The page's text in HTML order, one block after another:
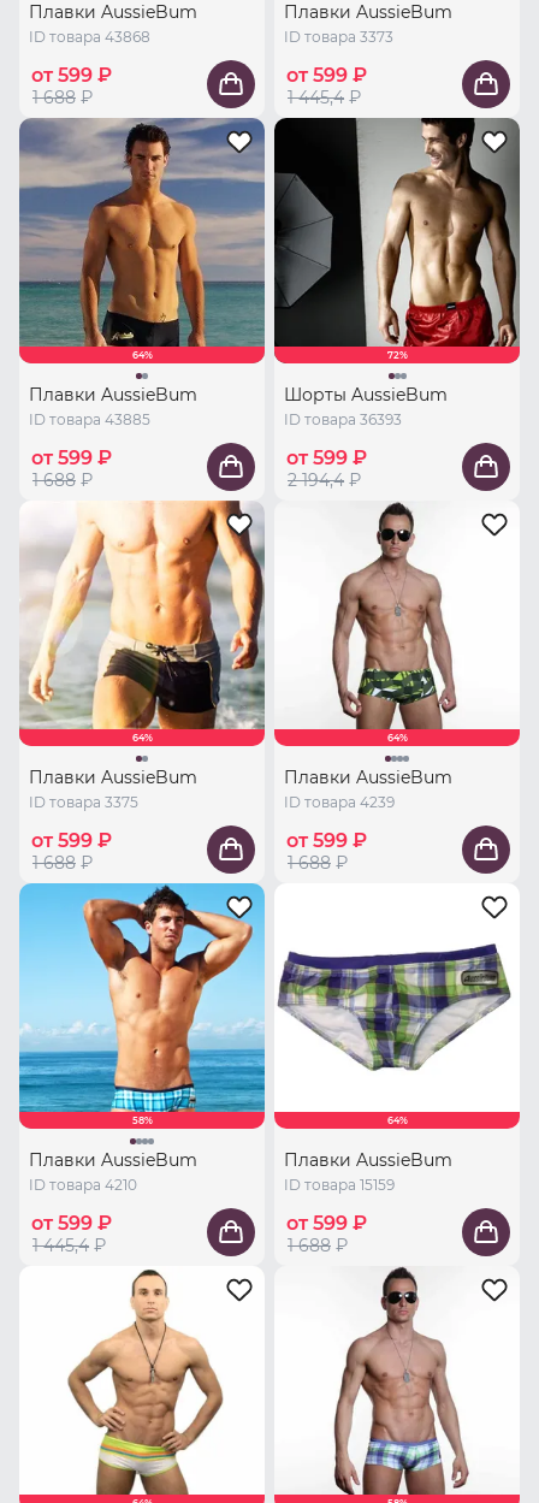
Плавки AussieBum
ID товара 43868
от 599 ₽
1 688 ₽
Плавки AussieBum
ID товара 3373
от 599 ₽
1 445,4 ₽
64%
Плавки AussieBum
ID товара 43885
от 599 ₽
1 688 ₽
72%
Шорты AussieBum
ID товара 36393
от 599 ₽
2 194,4 ₽
64%
Плавки AussieBum
ID товара 3375
от 599 ₽
1 688 ₽
64%
Плавки AussieBum
ID товара 4239
от 599 ₽
1 688 ₽
58%
Плавки AussieBum
ID товара 4210
от 599 ₽
1 445,4 ₽
64%
Плавки AussieBum
ID товара 15159
от 599 ₽
1 688 ₽